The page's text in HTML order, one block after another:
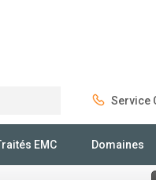
Service
EMC Domaines